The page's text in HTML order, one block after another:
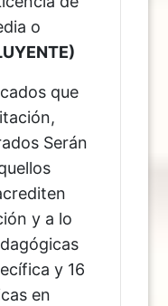
o
que
Serán
y a lo
y 16
en